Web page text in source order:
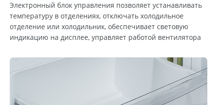
Электронный блок управления позволяет устанавливать
температуру в отделениях, отключать холодильное
отделение или холодильник, обеспечивает световую
индикацию на дисплее, управляет работой вентилятора